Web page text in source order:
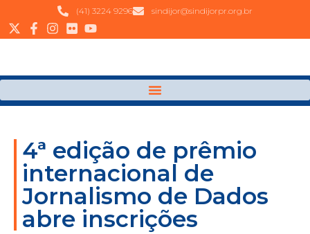
(41) 3224 9296 sindijor@sindijorpr.org.br
4ª edição de prêmio
internacional de
Jornalismo de Dados
abre inscrições